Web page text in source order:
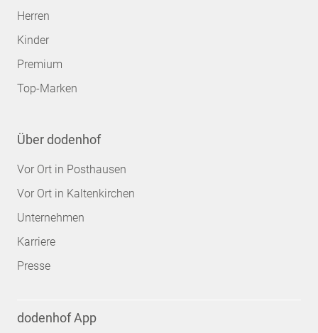
Herren
Kinder
Premium
Top-Marken
Über dodenhof
Vor Ort in Posthausen
Vor Ort in Kaltenkirchen
Unternehmen
Karriere
Presse
dodenhof App